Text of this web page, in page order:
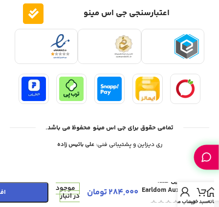
اعتبارسنجی جی اس مینو
تمامی حقوق برای جی اس مینو محفوظ می باشد.
ری دیزاین و پشتیبانی فنی:علی بائیس زاده
خانهسبد خریدحساب من
تبدیل صدا
Earldom Aux02
284,000تومان موجود
در انبار